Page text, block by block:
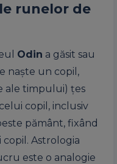
runelor de
Odin a găsit sau
naște un copil,
ale timpului) țes
copil, inclusiv
pământ, fixând
Astrologia
este o analogie